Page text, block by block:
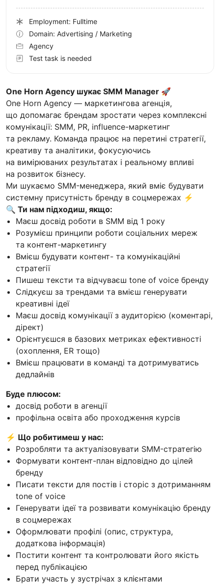
One Horn Agency шукає SMM Manager 🚀
One Horn Agency — маркетингова агенція,
що допомагає брендам зростати через комплексні
комунікації: SMM, PR, influence-маркетинг
та рекламу. Команда працює на перетині стратегії,
креативу та аналітики, фокусуючись
на вимірюваних результатах і реальному впливі
на розвиток бізнесу.
Ми шукаємо SMM-менеджера, який вміє будувати
системну присутність бренду в соцмережах ⚡️
🔍 Ти нам підходиш, якщо:
Маєш досвід роботи в SMM від 1 року
Розумієш принципи роботи соціальних мереж
та контент-маркетингу
Вмієш будувати контент- та комунікаційні
стратегії
Пишеш тексти та відчуваєш tone of voice бренду
Слідкуєш за трендами та вмієш генерувати
креативні ідеї
Маєш досвід комунікації з аудиторією (коментарі,
дірект)
Орієнтуєшся в базових метриках ефективності
(охоплення, ER тощо)
Вмієш працювати в команді та дотримуватись
дедлайнів
Буде плюсом:
досвід роботи в агенції
профільна освіта або проходження курсів
⚡ Що робитимеш у нас:
Розробляти та актуалізовувати SMM-стратегію
Формувати контент-план відповідно до цілей
бренду
Писати тексти для постів і сторіс з дотриманням
tone of voice
Генерувати ідеї та розвивати комунікацію бренду
в соцмережах
Оформлювати профілі (опис, структура,
додаткова інформація)
Постити контент та контролювати його якість
перед публікацією
Брати участь у зустрічах з клієнтами
Employment: Fulltime
Domain: Advertising / Marketing
Agency
Test task is needed